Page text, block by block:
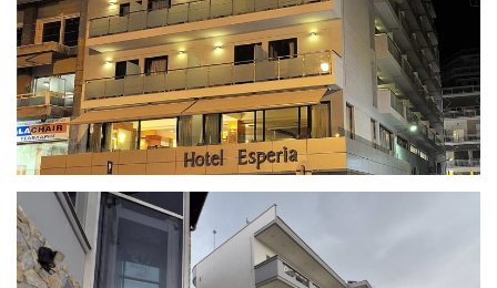
ESPERIA